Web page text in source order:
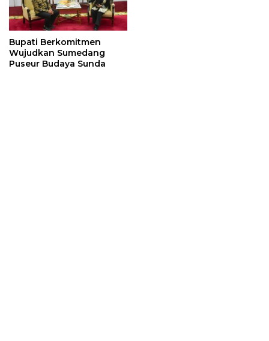
Bupati Berkomitmen
Wujudkan Sumedang
Puseur Budaya Sunda